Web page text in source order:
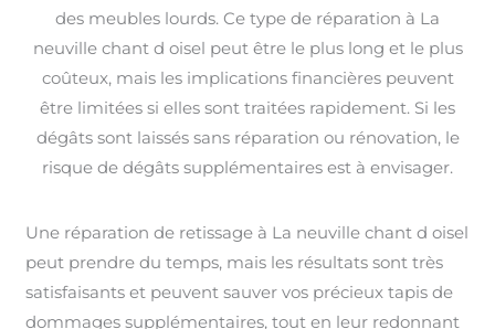
des meubles lourds. Ce type de réparation à La
neuville chant d oisel peut être le plus long et le plus
coûteux, mais les implications financières peuvent
être limitées si elles sont traitées rapidement. Si les
dégâts sont laissés sans réparation ou rénovation, le
risque de dégâts supplémentaires est à envisager.
Une réparation de retissage à La neuville chant d oisel
peut prendre du temps, mais les résultats sont très
satisfaisants et peuvent sauver vos précieux tapis de
dommages supplémentaires, tout en leur redonnant